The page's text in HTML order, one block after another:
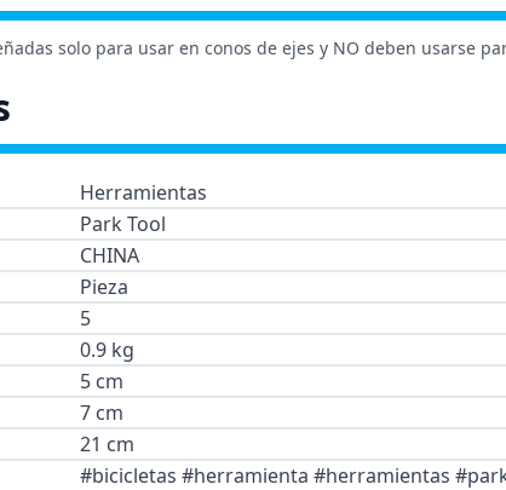
solo para usar en conos de ejes y NO deben usarse
Herramientas
Park Tool
CHINA
Pieza
5
0.9 kg
5 cm
7 cm
21 cm
#bicicletas #herramienta #herramientas